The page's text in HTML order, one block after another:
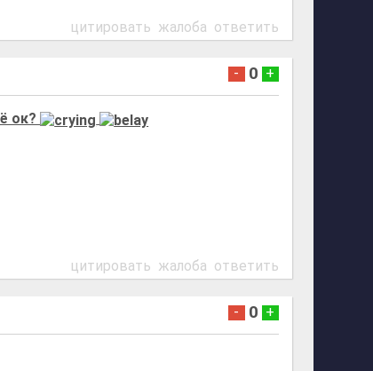
цитировать жалоба ответить
- 0 +
ок?
цитировать жалоба ответить
- 0 +